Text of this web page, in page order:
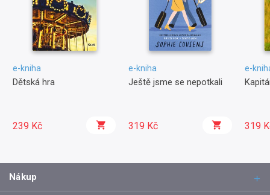
e-kniha
Dětská hra
239 Kč
e-kniha
Ještě jsme se nepotkali
319 Kč
e-
319
Nákup